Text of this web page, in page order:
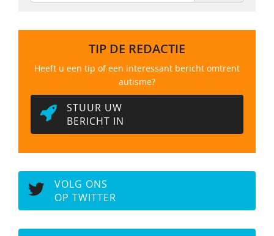
TIP DE REDACTIE
Heeft u een tip of een interessant bericht omtrent
autisme?
STUUR UW
BERICHT IN
VOLG ONS
OP TWITTER